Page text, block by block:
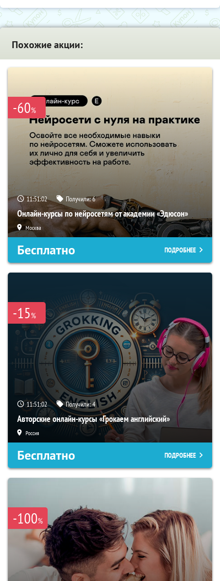
Похожие акции:
-60%
11:51:01 Получили:6
Онлайн-курсы по нейросетям от академии «Эдюсон»
Москва
Бесплатно ПОДРОБНЕЕ
-15%
11:51:01 Получили:4
Авторские онлайн-курсы «Грокаем английский»
Россия
Бесплатно ПОДРОБНЕЕ
-100%